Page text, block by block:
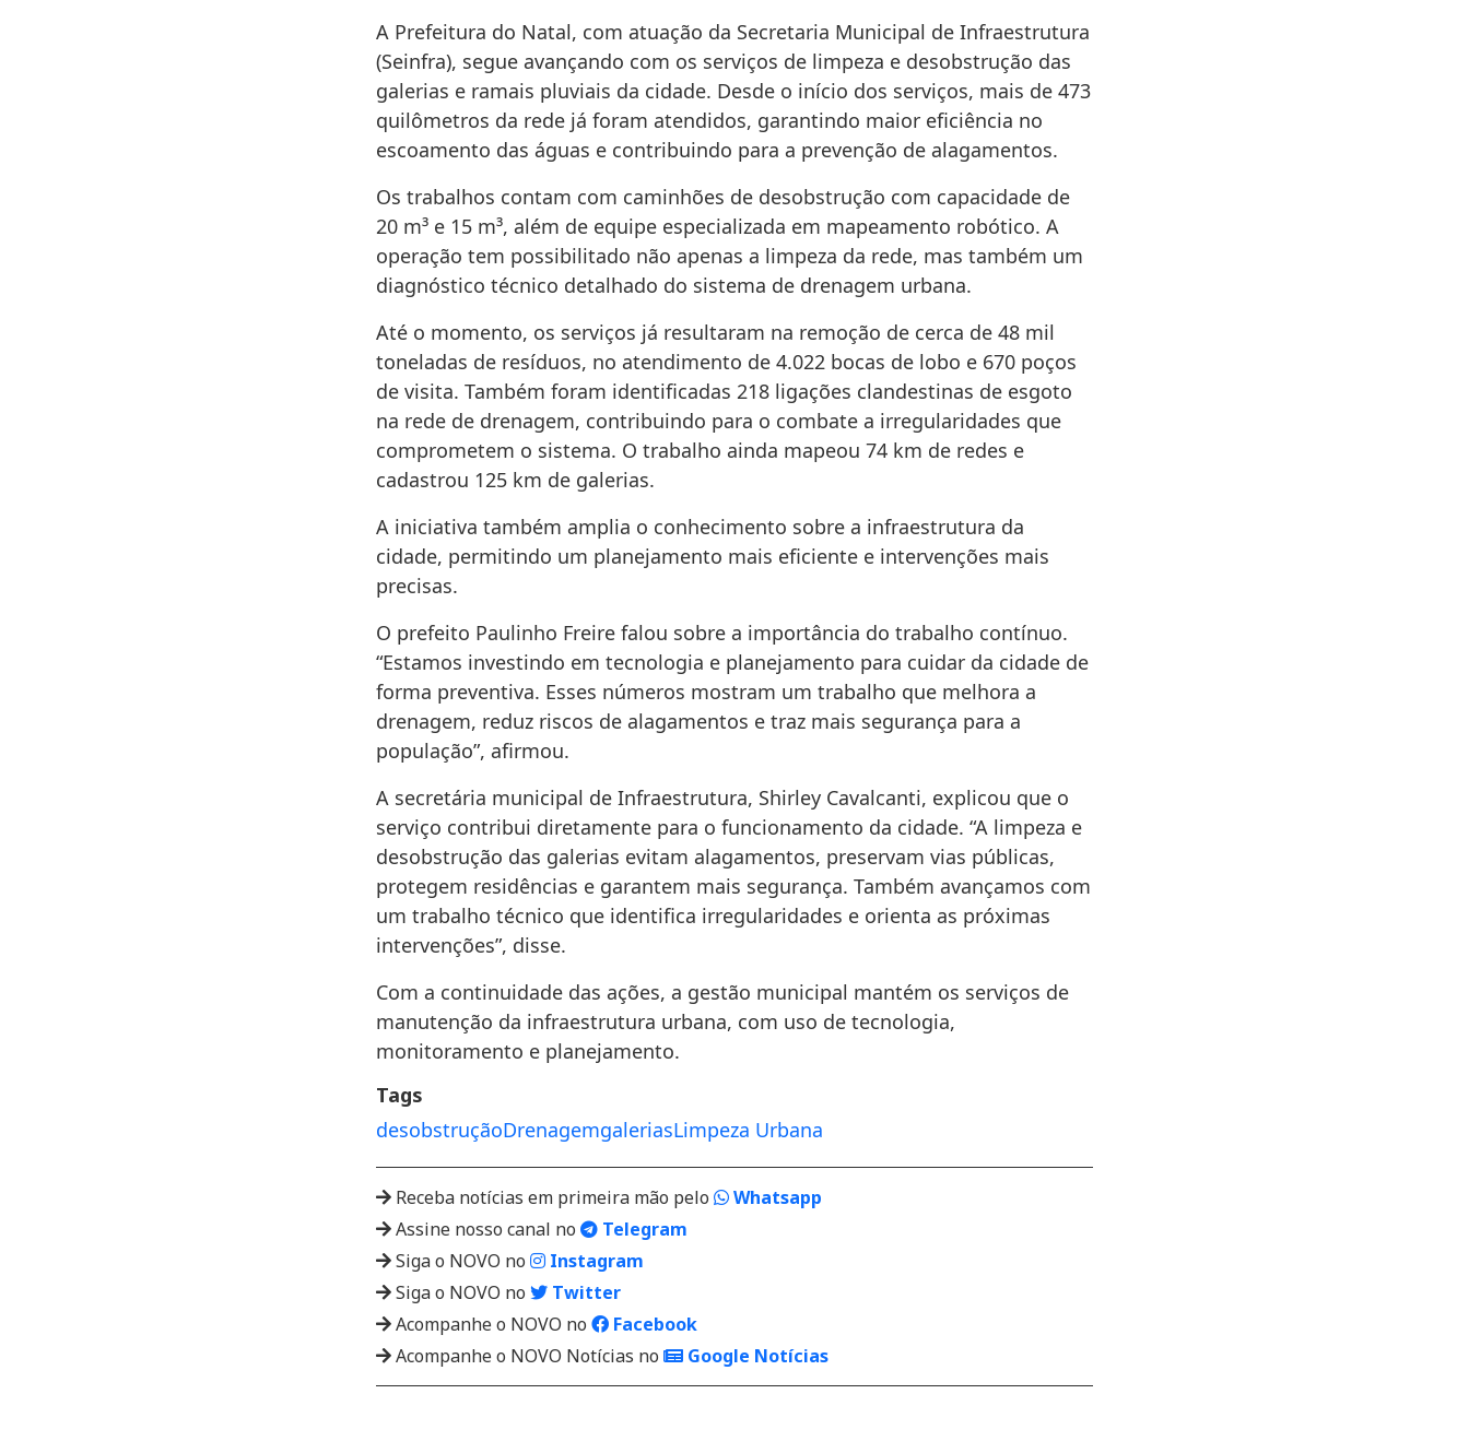
A Prefeitura do Natal, com atuação da Secretaria Municipal de Infraestrutura
(Seinfra), segue avançando com os serviços de limpeza e desobstrução das
galerias e ramais pluviais da cidade. Desde o início dos serviços, mais de 473
quilômetros da rede já foram atendidos, garantindo maior eficiência no
escoamento das águas e contribuindo para a prevenção de alagamentos.
Os trabalhos contam com caminhões de desobstrução com capacidade de
20 m³ e 15 m³, além de equipe especializada em mapeamento robótico. A
operação tem possibilitado não apenas a limpeza da rede, mas também um
diagnóstico técnico detalhado do sistema de drenagem urbana.
Até o momento, os serviços já resultaram na remoção de cerca de 48 mil
toneladas de resíduos, no atendimento de 4.022 bocas de lobo e 670 poços
de visita. Também foram identificadas 218 ligações clandestinas de esgoto
na rede de drenagem, contribuindo para o combate a irregularidades que
comprometem o sistema. O trabalho ainda mapeou 74 km de redes e
cadastrou 125 km de galerias.
A iniciativa também amplia o conhecimento sobre a infraestrutura da
cidade, permitindo um planejamento mais eficiente e intervenções mais
precisas.
O prefeito Paulinho Freire falou sobre a importância do trabalho contínuo.
“Estamos investindo em tecnologia e planejamento para cuidar da cidade de
forma preventiva. Esses números mostram um trabalho que melhora a
drenagem, reduz riscos de alagamentos e traz mais segurança para a
população”, afirmou.
A secretária municipal de Infraestrutura, Shirley Cavalcanti, explicou que o
serviço contribui diretamente para o funcionamento da cidade. “A limpeza e
desobstrução das galerias evitam alagamentos, preservam vias públicas,
protegem residências e garantem mais segurança. Também avançamos com
um trabalho técnico que identifica irregularidades e orienta as próximas
intervenções”, disse.
Com a continuidade das ações, a gestão municipal mantém os serviços de
manutenção da infraestrutura urbana, com uso de tecnologia,
monitoramento e planejamento.
Tags
desobstruçãoDrenagemgaleriasLimpeza Urbana
Receba notícias em primeira mão pelo
Whatsapp
Assine nosso canal no
Telegram
Siga o NOVO no
Instagram
Siga o NOVO no
Twitter
Acompanhe o NOVO no
Facebook
Acompanhe o NOVO Notícias no
Google Notícias